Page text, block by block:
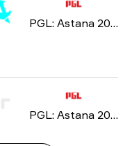
PGL: Astana 2026
PGL: Astana 2026